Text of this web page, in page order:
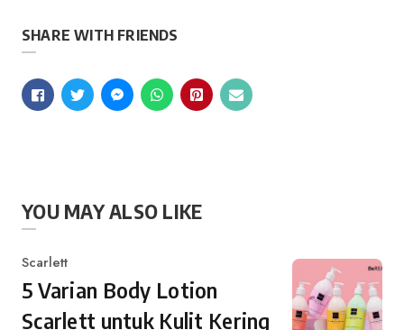
SHARE WITH FRIENDS
YOU MAY ALSO LIKE
Category
Scarlett
5 Varian Body Lotion
Scarlett untuk Kulit Kering